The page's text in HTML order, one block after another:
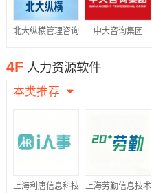
北大纵横管理咨询 中大咨询集团
4F 人力资源软件
本类推荐
上海利唐信息科技 上海劳勤信息技术